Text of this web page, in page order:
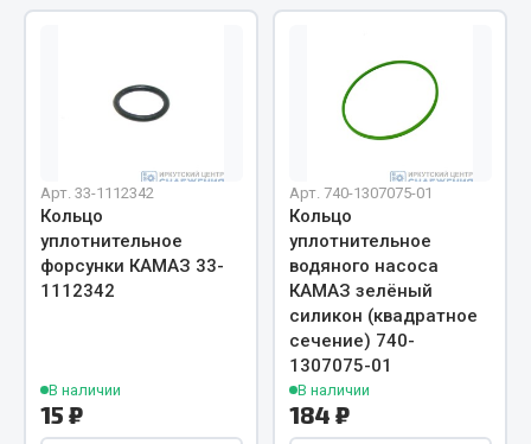
Весь раздел
Цепи подъёмные
РТИ
Кольца уплотнительные
Паронит
Патрубки
Арт. 33-1112342
Кольцо
уплотнительное
форсунки КАМАЗ 33-
1112342
В наличии
15 ₽
Арт. 740-1307075-01
Кольцо
уплотнительное
водяного насоса
КАМАЗ зелёный
силикон (квадратное
сечение) 740-
1307075-01
В наличии
184 ₽